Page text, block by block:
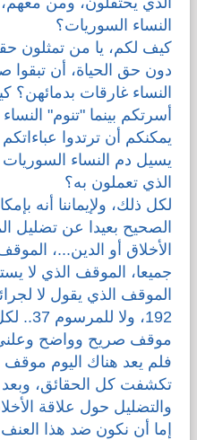
النساء السوريات؟
كيف لكم، يا من تمثلون
دون حق الحياة، أن تبقوا
النساء غارقات بدمائهن؟
أسرتكم بينما "تنوم"
يمكنكم أن ترتدوا
يسيل دم النساء
الذي تعملون به؟
لكل ذلك، ولإيماننا أنه
الصحيح بعيدا عن تضليل
الأخلاق أو الدين...،
جميعا، الموقف الذي لا
الموقف الذي يقول لا
192،
موقف صريح وواضح
فلم يعد هناك اليوم موقف
تكشفت كل الحقائق،
والتضليل حول علاقة
إما أن نكون ضد هذا